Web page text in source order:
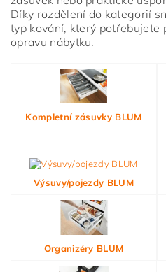
Vložením hodnocení souhlasíte s
osobních údajů
Díky rozdělení do kategorií
typ kování, který potřebujete
opravu nábytku.
Kompletní zásuvky BLUM
Výsuvy/pojezdy BLUM
Organizéry BLUM